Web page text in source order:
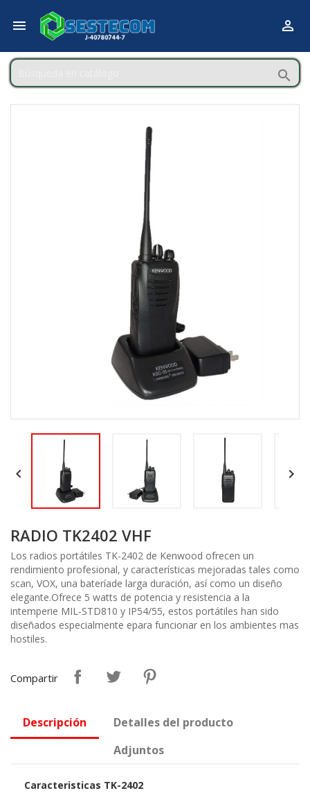
 

 
RADIO TK2402 VHF
Los radios portátiles TK-2402 de Kenwood ofrecen un
rendimiento profesional, y características mejoradas tales como
scan, VOX, una bateríade larga duración, así como un diseño
elegante.Ofrece 5 watts de potencia y resistencia a la
intemperie MIL-STD810 y IP54/55, estos portátiles han sido
diseñados especialmente epara funcionar en los ambientes mas
hostiles.
Compartir
Descripción
Detalles del producto
Adjuntos
Caracteristicas TK-2402